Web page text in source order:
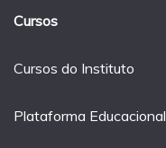
Cursos
Cursos do Instituto
Plataforma Educacional